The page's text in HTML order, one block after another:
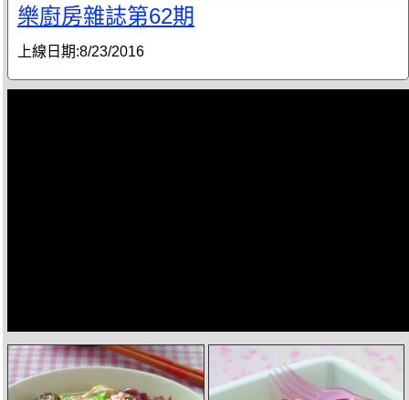
樂廚房雜誌第62期
上線日期:8/23/2016